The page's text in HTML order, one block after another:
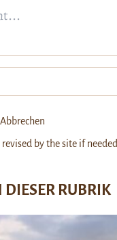
Abbrechen
by the site if needed.
DIESER RUBRIK